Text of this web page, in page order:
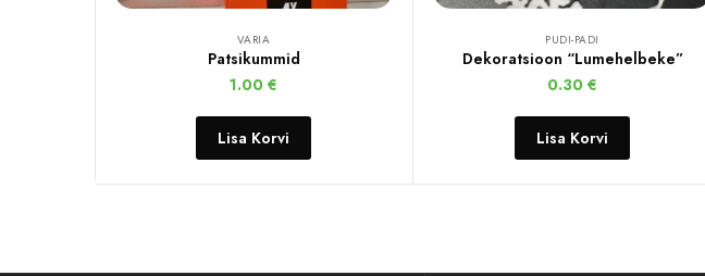
VARIA
Patsikummid
1.00 €
Lisa Korvi
PUDI-PADI
Dekoratsioon “Lumehelbeke”
0.30 €
Lisa Korvi